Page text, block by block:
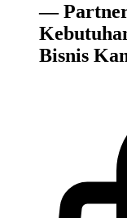
—
Bisnis